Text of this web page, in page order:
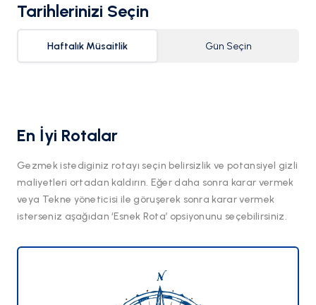
Tarihlerinizi Seçin
Haftalık Müsaitlik Gün Seçin
En İyi Rotalar
Gezmek istediginiz rotayı seçin belirsizlik ve potansiyel gizli
maliyetleri ortadan kaldırın. Eğer daha sonra karar vermek
veya Tekne yöneticisi ile göruşerek sonra karar vermek
isterseniz aşağıdan ‘Esnek Rota’ opsiyonunu seçebilirsiniz.